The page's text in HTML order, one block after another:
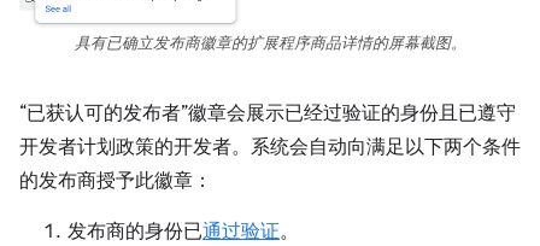
具有已确立发布商徽章的扩展程序商品详情的屏幕截图。
“已获认可的发布者”徽章会展示已经过验证的身份且已遵守
开发者计划政策的开发者。系统会自动向满足以下两个条件
的发布商授予此徽章：
发布商的身份已通过验证。